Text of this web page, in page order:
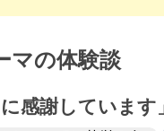
マの体験談
感謝しています